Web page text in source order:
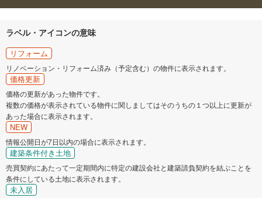
ラベル・アイコンの意味
リフォーム
リノベーション・リフォーム済み（予定含む）の物件に表示されます。
価格更新
価格の更新があった物件です。
複数の価格が表示されている物件に関しましてはそのうちの１つ以上に更新が
あった場合に表示されます。
NEW
情報公開日が7日以内の場合に表示されます。
建築条件付き土地
売買契約にあたって一定期間内に特定の建設会社と建築請負契約を結ぶことを
条件にしている土地に表示されます。
未入居